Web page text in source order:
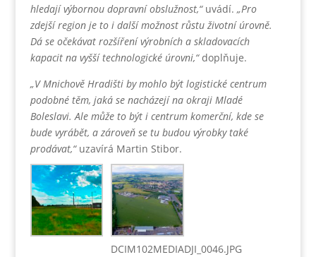
hledají výbornou dopravní obslužnost,“uvádí. „Pro
zdejší region je to i další možnost růstu životní úrovně.
Dá se očekávat rozšíření výrobních a skladovacích
kapacit na vyšší technologické úrovni,“doplňuje.
„V Mnichově Hradišti by mohlo být logistické centrum
podobné těm, jaká se nacházejí na okraji Mladé
Boleslavi. Ale může to být i centrum komerční, kde se
bude vyrábět, a zároveň se tu budou výrobky také
prodávat,“uzavírá Martin Stibor.
DCIM102MEDIADJI_0046.JPG